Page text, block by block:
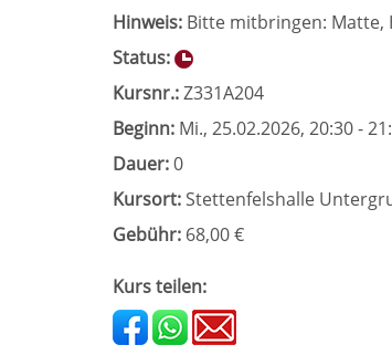
Hinweis: Bitte mitbringen: Matte,
Status:
Kursnr.:Z331A204
Beginn: Mi., 25.02.2026, 20:30 -
Dauer:0
Kursort:Stettenfelshalle
Gebühr: 68,00 €
Kurs teilen: